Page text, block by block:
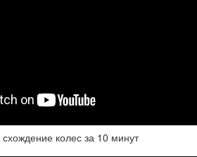
колес за 10 минут